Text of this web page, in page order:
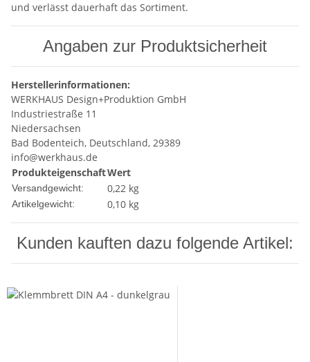
und verlässt dauerhaft das Sortiment.
Angaben zur Produktsicherheit
Herstellerinformationen:
WERKHAUS Design+Produktion GmbH
Industriestraße 11
Niedersachsen
Bad Bodenteich, Deutschland, 29389
info@werkhaus.de
ProdukteigenschaftWert
Versandgewicht: 0,22 kg
Artikelgewicht: 0,10 kg
Kunden kauften dazu folgende Artikel: